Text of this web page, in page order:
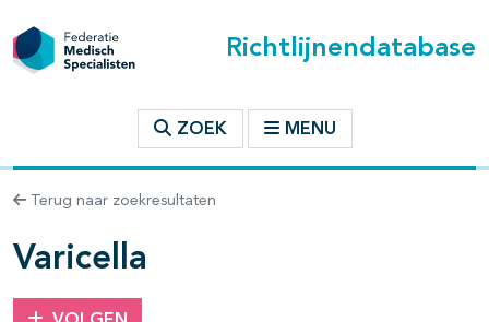
Richtlijnendatabase
ZOEK MENU
Terug naar zoekresultaten
Varicella
binnen deze richtlijn